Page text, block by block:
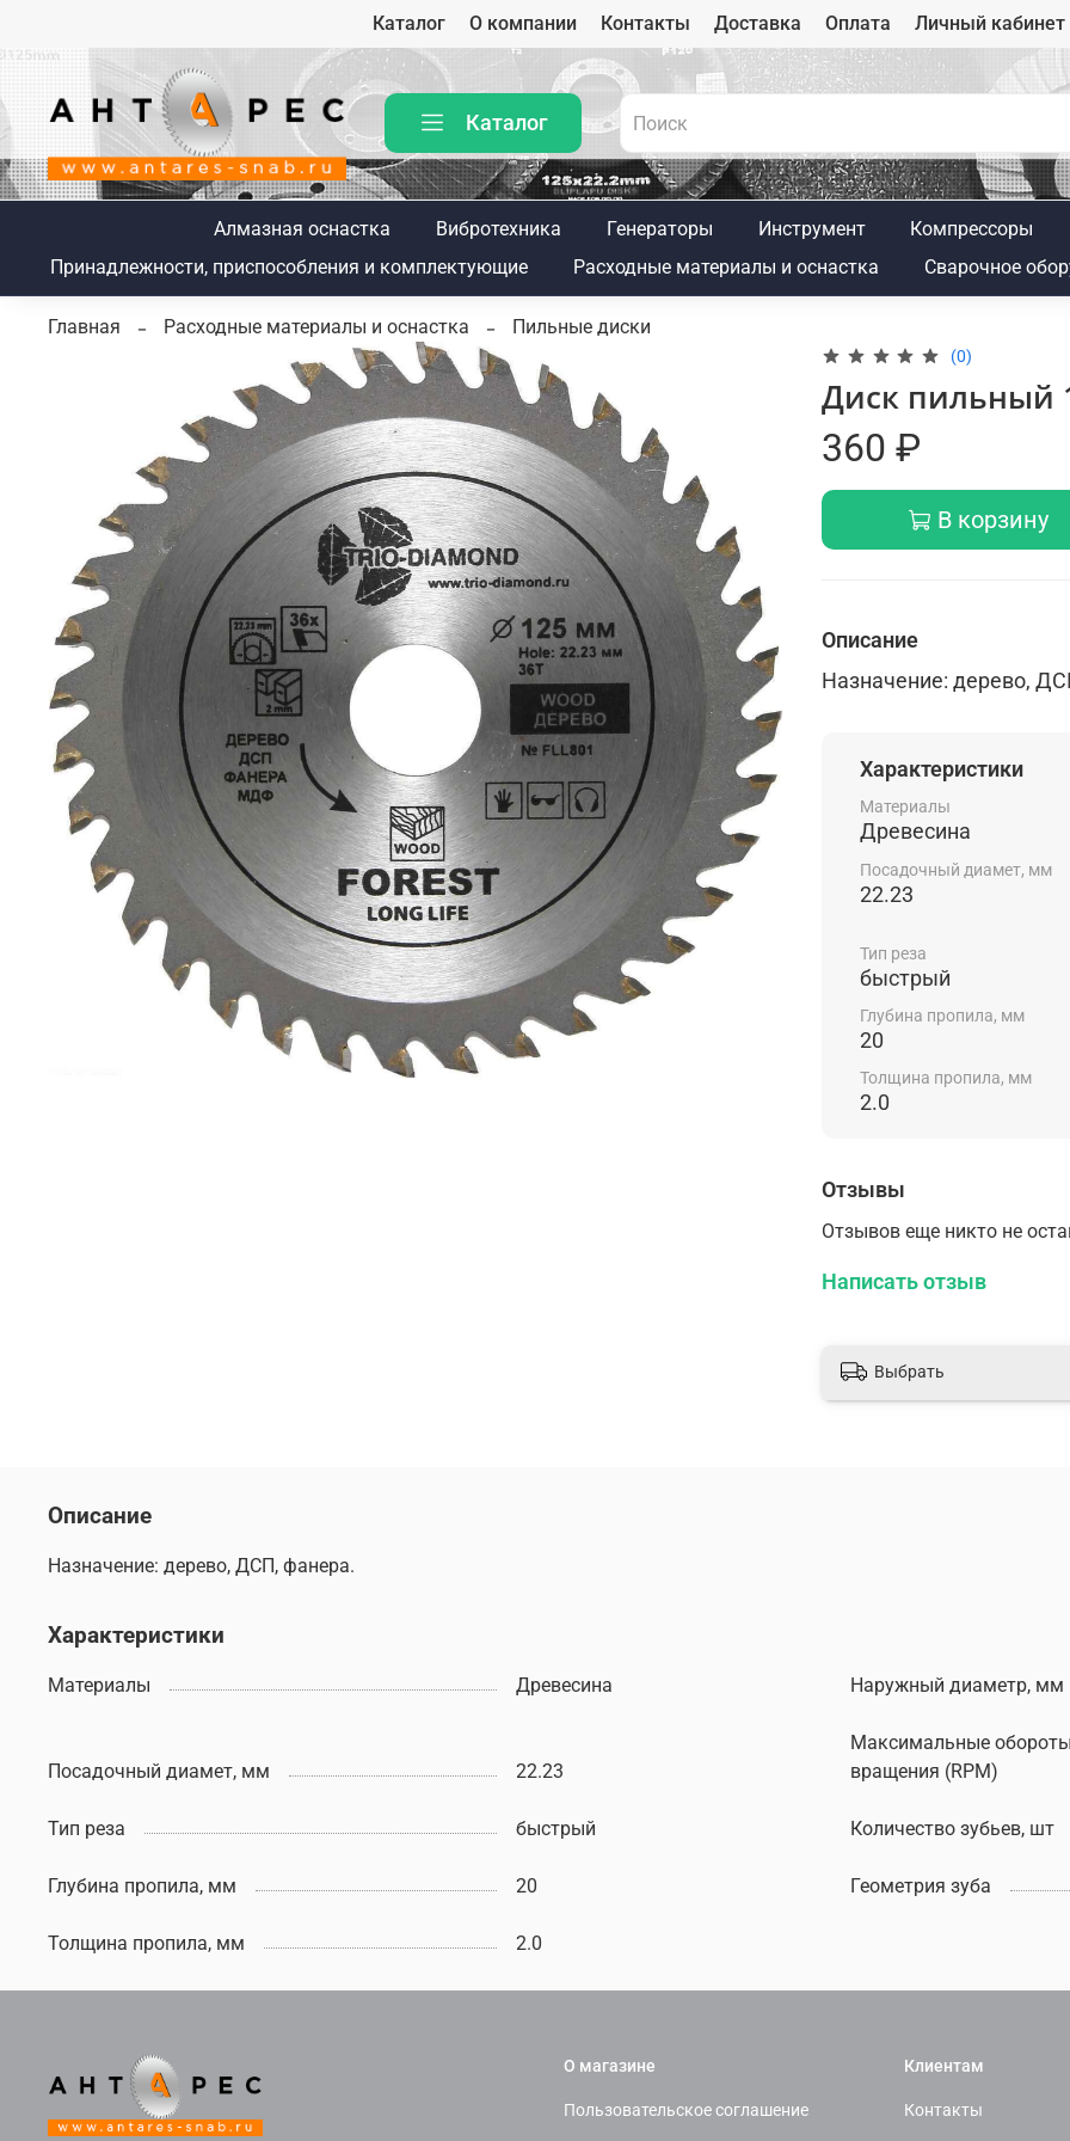
Каталог О компании Контакты Доставка Оплата Личный кабинет
Каталог
Алмазная оснастка Вибротехника Генераторы Инструмент Компрессоры
Принадлежности, приспособления и комплектующие
Расходные материалы и оснастка Сварочное
Главная Расходные материалы и оснастка Пильные диски
(0)
Диск пильный
360 ₽
В корзину
Описание
Назначение: дерево,
Характеристики
Материалы
Древесина
Посадочный диамет, мм
22.23
Тип реза
быстрый
Глубина пропила, мм
20
Толщина пропила, мм
2.0
Отзывы
Отзывов еще никто не
Написать отзыв
Выбрать
Описание
Назначение: дерево, ДСП, фанера.
Характеристики
Материалы Древесина Наружный диаметр, мм
Посадочный диамет, мм 22.23
Максимальные обороты
вращения (RPM)
Тип реза быстрый Количество зубьев, шт
Глубина пропила, мм 20 Геометрия зуба
Толщина пропила, мм 2.0
О магазине
Пользовательское соглашение
Клиентам
Контакты